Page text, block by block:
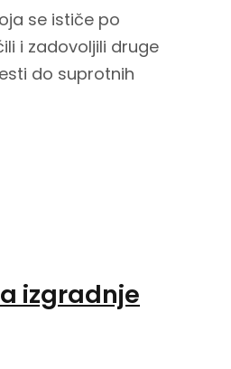
se ističe po
i zadovoljili druge
do suprotnih
izgradnje